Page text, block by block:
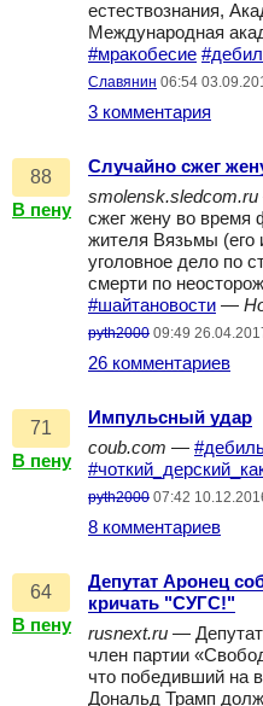
естествознания,
Международная
#мракобесие
Славянин 06:54
3 комментария
88
В пену
Случайно сжег
smolensk.sledcom.ru
сжег жену во время
жителя Вязьмы (его
уголовное дело по
смерти по
#шайтановости —
pyth2000 09:49
26 комментариев
71
В пену
Импульсный удар
coub.com —
pyth2000 07:42
8 комментариев
64
В пену
Депутат Аронец
кричать "СУГС!"
rusnext.ru — Депутат
член партии
что победивший на
Дональд Трамп